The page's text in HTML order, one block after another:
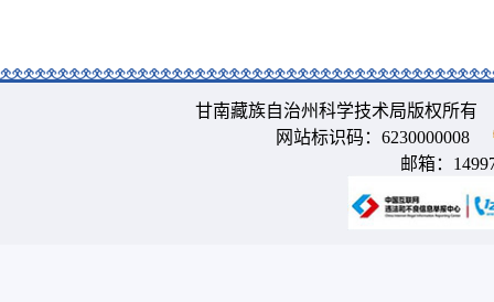
甘南藏族自治州科学技术局版权所
网站标识码：6230000008
邮箱：